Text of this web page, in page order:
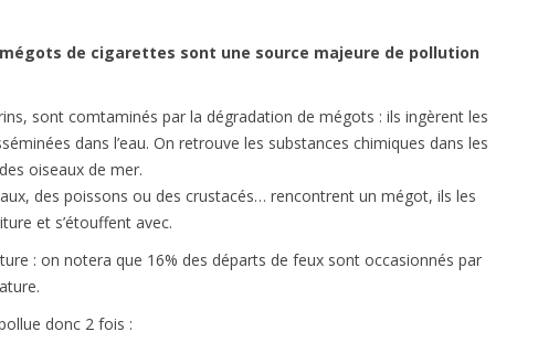
mégots de cigarettes sont une source majeure de pollution
sont comtaminés par la dégradation de mégots : ils ingèrent les
dans l’eau. On retrouve les substances chimiques dans les
oiseaux de mer.
des poissons ou des crustacés… rencontrent un mégot, ils les
et s’étouffent avec.
: on notera que 16% des départs de feux sont occasionnés par
donc 2 fois :